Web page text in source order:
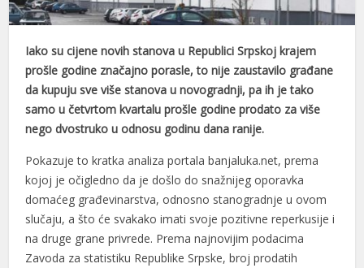
Iako su cijene novih stanova u Republici Srpskoj krajem
prošle godine značajno porasle, to nije zaustavilo građane
da kupuju sve više stanova u novogradnji, pa ih je tako
samo u četvrtom kvartalu prošle godine prodato za više
nego dvostruko u odnosu godinu dana ranije.
Pokazuje to kratka analiza portala banjaluka.net, prema
kojoj je očigledno da je došlo do snažnijeg oporavka
domaćeg građevinarstva, odnosno stanogradnje u ovom
slučaju, a što će svakako imati svoje pozitivne reperkusije i
na druge grane privrede. Prema najnovijim podacima
Zavoda za statistiku Republike Srpske, broj prodatih